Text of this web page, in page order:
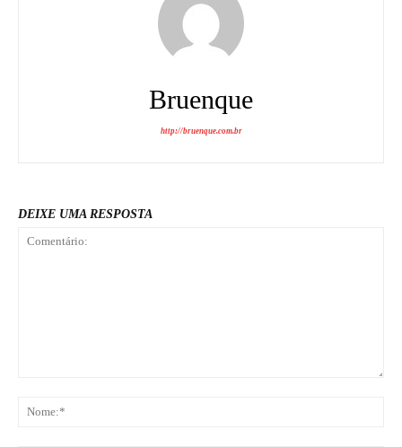
Bruenque
http://bruenque.com.br
DEIXE UMA RESPOSTA